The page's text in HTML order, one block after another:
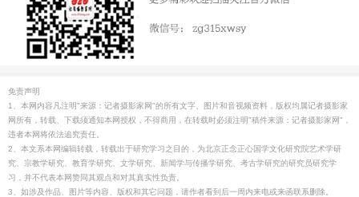
免责声明
1、本网内容凡注明"来源：记者摄影家网"的所有文字、图片和音视频资料，版权均属记者摄影家
网所有，转载、下载须通知本网授权，不得商用，在转载时必须注明"稿件来源：记者摄影家网"，
违者本网将依法追究责任。
2、本文系本网编辑转载，转载出于研究学习之目的，为北京正念正心国学文化研究院艺术学研
究、宗教学研究、教育学研究、文学研究、新闻学与传播学研究、考古学研究的研究员研究学
习，并不代表本网赞同其观点和对其真实性负责。
3、如涉及作品、图片等内容、版权和其它问题，请作者看到后一周内来电或来函联系删除。